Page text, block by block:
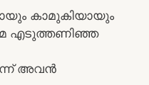
കാമുകിയായും
എടുത്തണിഞ്ഞ
അവൻ